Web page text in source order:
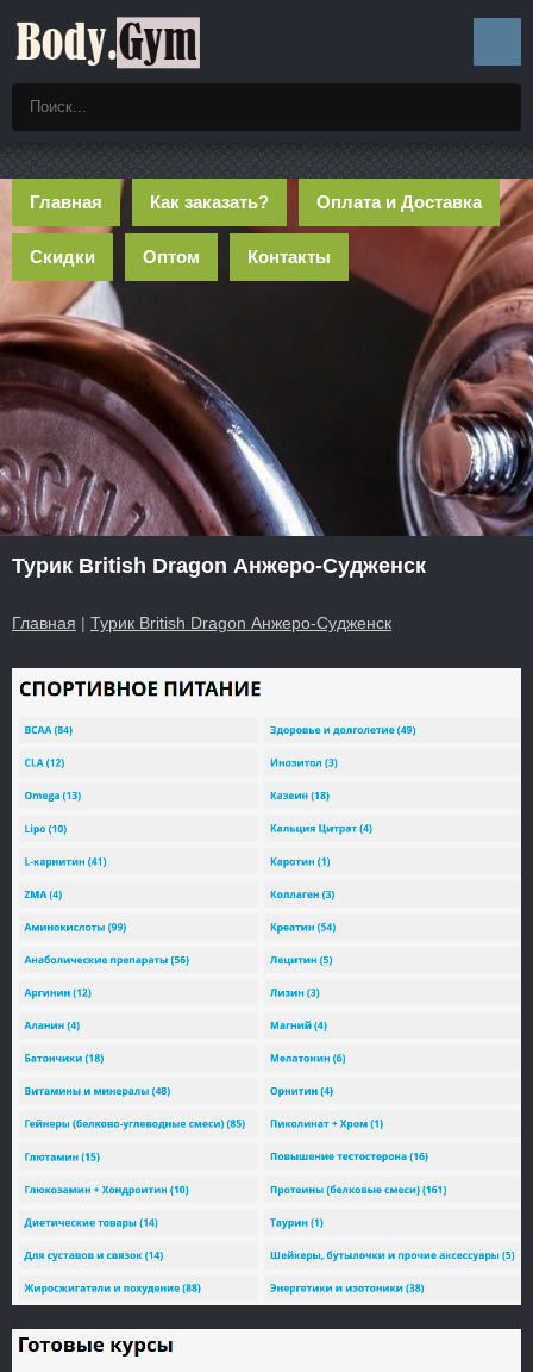
Главная Как заказать? Оплата и Доставка
Скидки Оптом Контакты
Турик British Dragon Анжеро-Судженск
Главная | Турик British Dragon Анжеро-Судженск